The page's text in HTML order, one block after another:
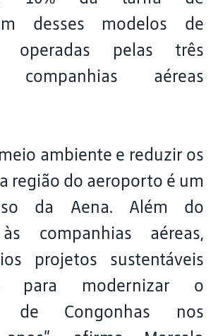
desses modelos de
operadas pelas três
companhias aéreas
ambiente e reduzir os
região do aeroporto é um
da Aena. Além do
companhias aéreas,
projetos sustentáveis
para modernizar o
de Congonhas nos